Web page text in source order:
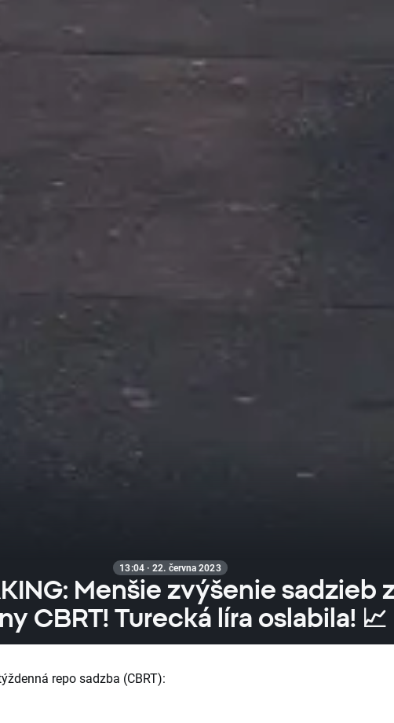
13:04 · 22. června 2023
Menšie zvýšenie sadzieb
CBRT! Turecká líra oslabila! 📈
repo sadzba (CBRT):